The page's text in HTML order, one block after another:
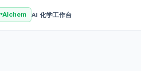
®AIchem AI 化学工作台